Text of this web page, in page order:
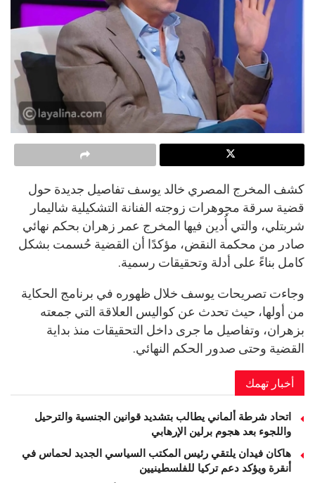
كشف المخرج المصري خالد يوسف تفاصيل جديدة حول
قضية سرقة مجوهرات زوجته الفنانة التشكيلية شاليمار
شربتلي، والتي أُدين فيها المخرج عمر زهران بحكم نهائي
صادر من محكمة النقض، مؤكدًا أن القضية حُسمت بشكل
كامل بناءً على أدلة وتحقيقات رسمية.
وجاءت تصريحات يوسف خلال ظهوره في برنامج الحكاية
من أولها، حيث تحدث عن كواليس العلاقة التي جمعته
بزهران، وتفاصيل ما جرى داخل التحقيقات منذ بداية
القضية وحتى صدور الحكم النهائي.
أخبار تهمك
اتحاد شرطة ألماني يطالب بتشديد قوانين الجنسية والترحيل
واللجوء بعد هجوم برلين الإرهابي
هاكان فيدان يلتقي رئيس المكتب السياسي الجديد لحماس في
أنقرة ويؤكد دعم تركيا للفلسطينيين